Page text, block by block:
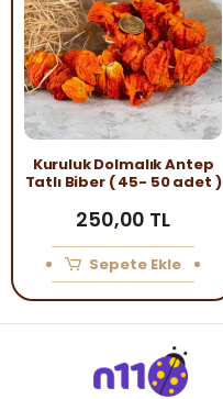
Kuruluk Dolmalık Antep
Tatlı Biber ( 45- 50 adet )
250,00 TL
Sepete Ekle